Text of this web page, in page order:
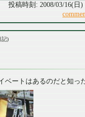
2008/03/16(日)
記
ベートはあるのだと知っ